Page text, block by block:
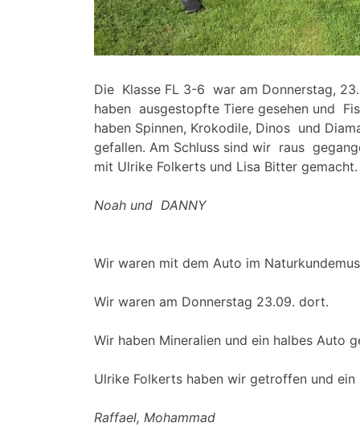
Die Klasse FL 3-6 war am Donnerstag,
haben ausgestopfte Tiere gesehen und
haben Spinnen, Krokodile, Dinos und
gefallen. Am Schluss sind wir raus
mit Ulrike Folkerts und Lisa Bitter
Noah und DANNY
Wir waren mit dem Auto im
Wir waren am Donnerstag 23.09. dort.
Wir haben Mineralien und ein halbes Auto
Ulrike Folkerts haben wir getroffen und ein
Raffael, Mohammad